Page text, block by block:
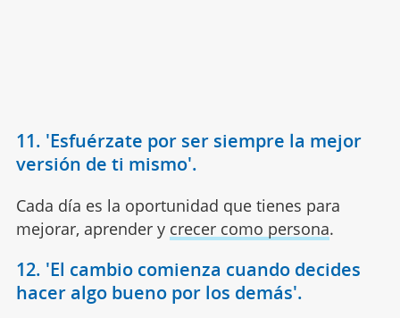
11. 'Esfuérzate por ser siempre la mejor
versión de ti mismo'.
Cada día es la oportunidad que tienes para
mejorar, aprender y crecer como persona.
12. 'El cambio comienza cuando decides
hacer algo bueno por los demás'.